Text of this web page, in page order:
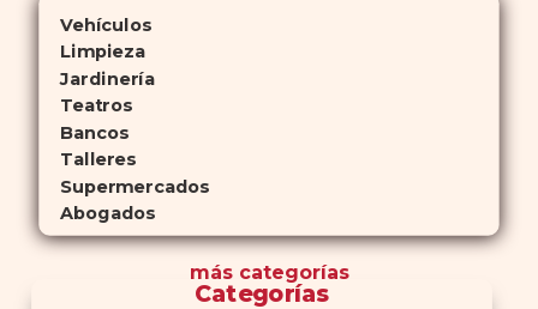
Vehículos
Limpieza
Jardinería
Teatros
Bancos
Talleres
Supermercados
Abogados
máscategorías
Categorías